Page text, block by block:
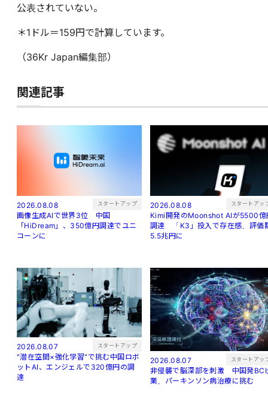
公表されていない。
＊1ドル＝159円で計算しています。
（36Kr Japan編集部）
関連記事
2026.08.08 スタートアップ
画像生成AIで世界3位 中国
「HiDream」、350億円調達でユニ
コーンに
2026.08.08 スタートアッ
Kimi開発のMoonshot AIが5500億
調達 「K3」投入で存在感、評価
5.5兆円に
2026.08.07 スタートアップ
"潜在空間×強化学習"で挑む中国ロボ
ットAI、エンジェルで320億円の調
達
2026.08.07 スタートアッ
非侵襲で脳深部を刺激 中国発BCI
業、パーキンソン病治療に挑む